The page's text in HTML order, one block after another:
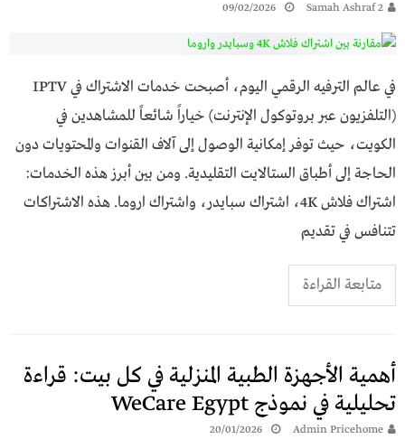
Samah Ashraf 2
09/02/2026
في عالم الترفيه الرقمي اليوم، أصبحت خدمات الاشتراك في IPTV
(التلفزيون عبر بروتوكول الإنترنت) خياراً شائعاً للمشاهدين في
الكويت، حيث توفر إمكانية الوصول إلى آلاف القنوات والمحتويات دون
الحاجة إلى أطباق الستالايت التقليدية. ومن بين أبرز هذه الخدمات:
اشتراك فلاش 4K، اشتراك سبايدر، واشتراك اروما. هذه الاشتراكات
تتنافس في تقديم
متابعة القراءة
أهمية الأجهزة الطبية المنزلية في كل بيت: قراءة
تحليلية في نموذج WeCare Egypt
Admin Pricehome
20/01/2026